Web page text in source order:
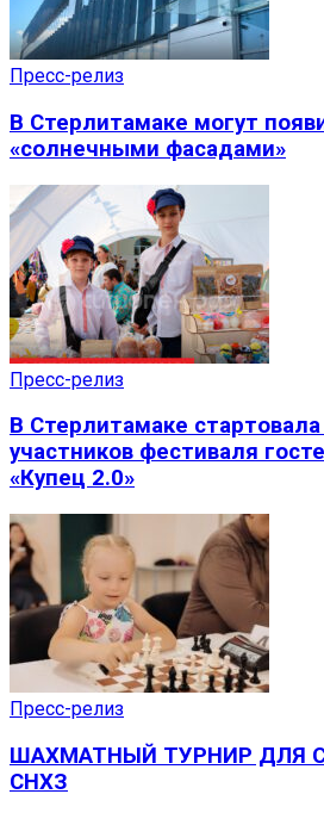
Пресс-релиз
В Стерлитамаке могут
«солнечными фасадами»
Пресс-релиз
В Стерлитамаке
участников фестиваля
«Купец 2.0»
Пресс-релиз
ШАХМАТНЫЙ ТУРНИР ДЛЯ
СНХЗ